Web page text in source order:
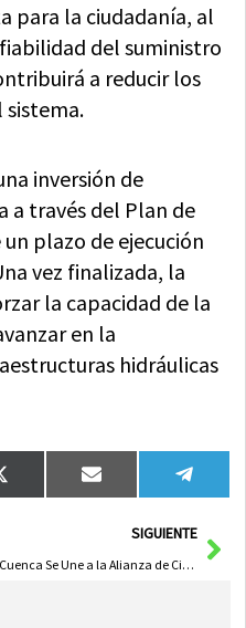
para la ciudadanía, al
del suministro
a reducir los
sistema.
inversión de
a través del Plan de
plazo de ejecución
vez finalizada, la
la capacidad de la
en la
hidráulicas
Compartir
en
X
(Twitter)
Compartir
en
Email
en
SIGUIENTE
Cuenca Se Une a la Alianza de Ciudades Contra la Obesidad: Firma del Alcalde Darío Dolz